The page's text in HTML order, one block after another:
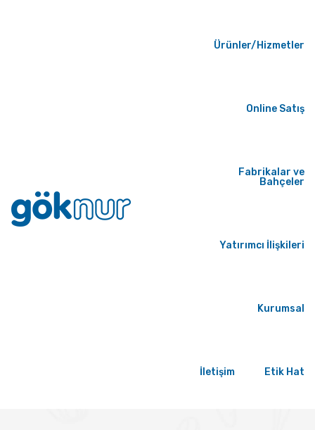
Ürünler/Hizmetler
Online Satış
Fabrikalar ve
Bahçeler
Yatırımcı İlişkileri
Kurumsal
İletişim Etik Hat